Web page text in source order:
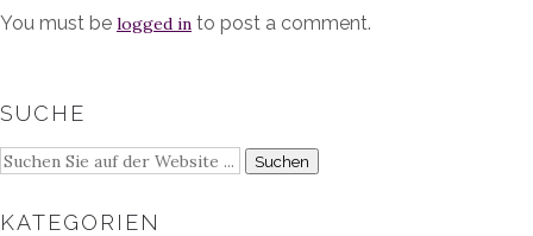
You must be logged in to post a comment.
SUCHE
KATEGORIEN